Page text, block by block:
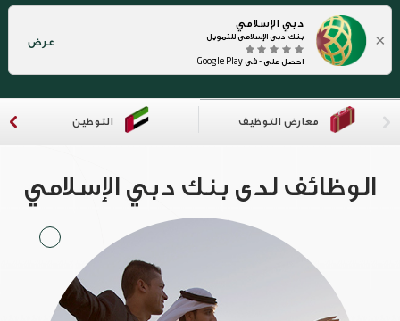
×
دبي الإسلامي
بنك دبي الإسلامي للتمويل
احصل على - في Google Play
عرض
معارض التوظيف التوطين
الوظائف لدى بنك دبي الإسلامي